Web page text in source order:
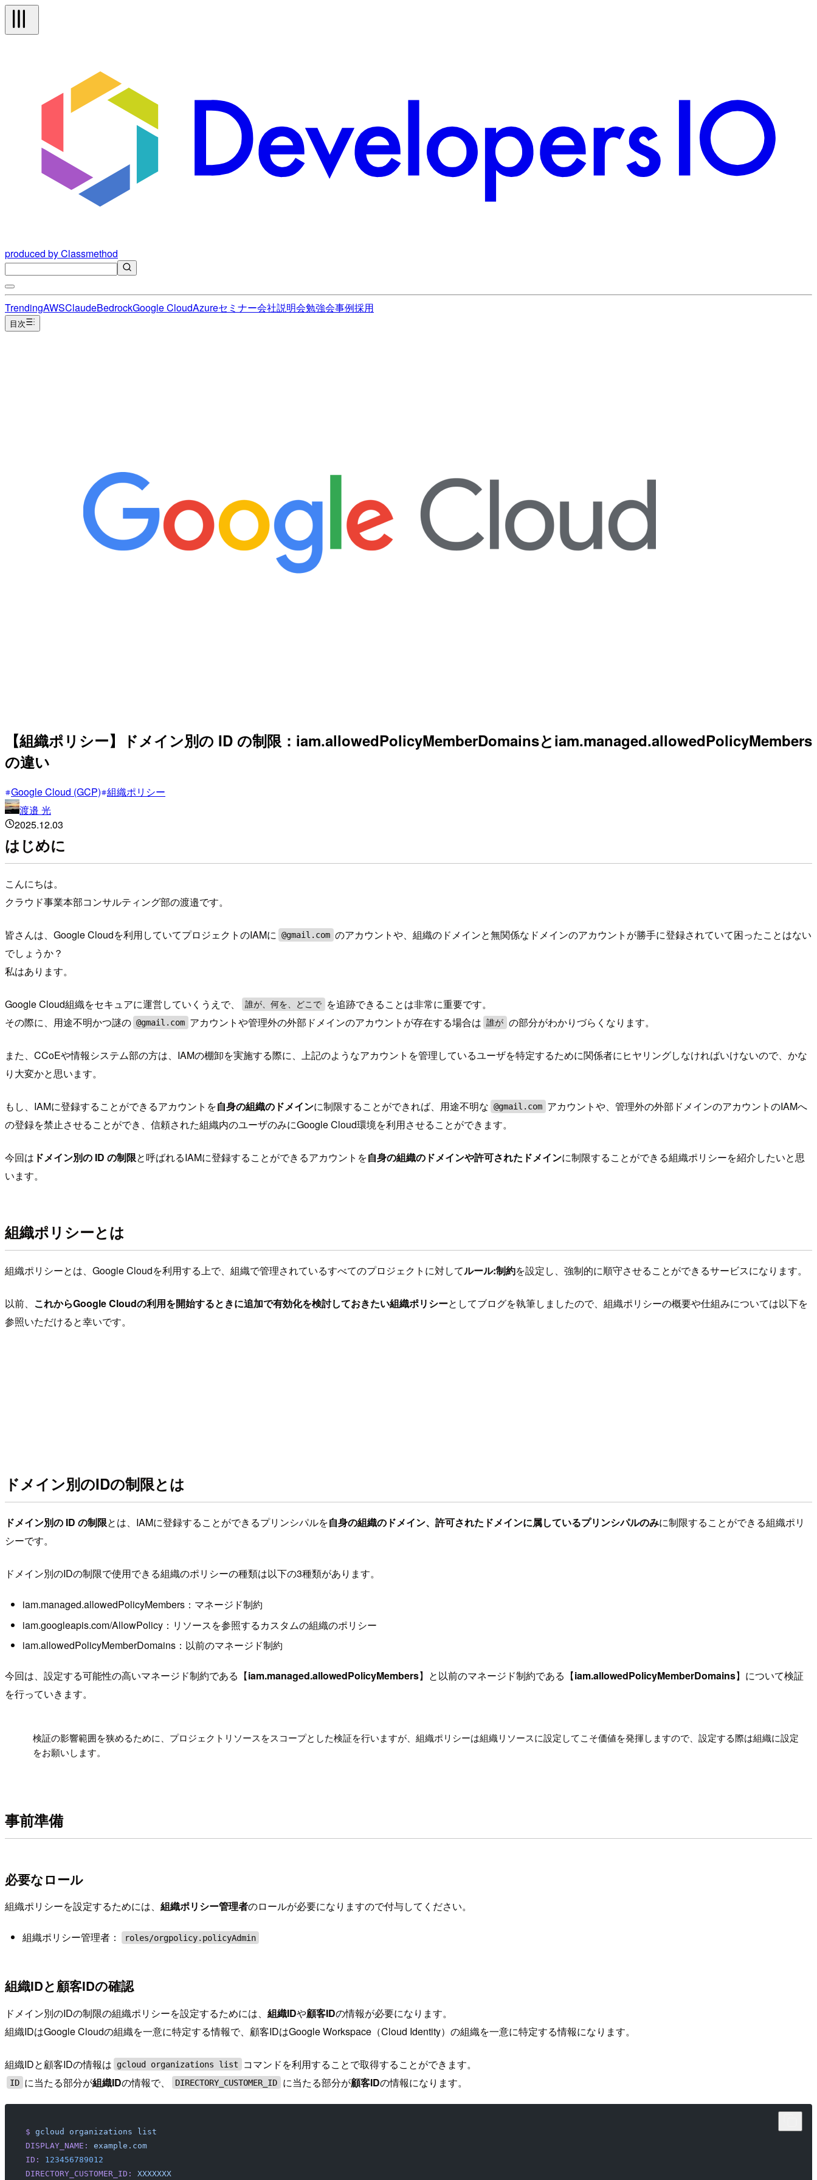
produced by Classmethod
TrendingAWSClaudeBedrockGoogle CloudAzureセミナー会社説明会勉強会事例採用
目次
【組織ポリシー】ドメイン別の ID の制限：iam.allowedPolicyMemberDomainsとiam.managed.allowedPolicyMembers
の違い
Google Cloud (GCP) 組織ポリシー
渡邉 光
2025.12.03
はじめに
こんにちは。
クラウド事業本部コンサルティング部の渡邉です。
皆さんは、Google Cloudを利用していてプロジェクトのIAMに @gmail.com のアカウントや、組織のドメインと無関係なドメインのアカウントが勝手に登録されていて困ったことはない
でしょうか？
私はあります。
Google Cloud組織をセキュアに運営していくうえで、 誰が、何を、どこで
を追跡できることは非常に重要です。
その際に、用途不明かつ謎の @gmail.com アカウントや管理外の外部ドメインのアカウントが存在する場合は 誰が の部分がわかりづらくなります。
また、CCoEや情報システム部の方は、IAMの棚卸を実施する際に、上記のようなアカウントを管理しているユーザを特定するために関係者にヒヤリングしなければいけないので、かな
り大変かと思います。
もし、IAMに登録することができるアカウントを自身の組織のドメインに制限することができれば、用途不明な @gmail.com アカウントや、管理外の外部ドメインのアカウントのIAMへ
の登録を禁止させることができ、信頼された組織内のユーザのみにGoogle Cloud環境を利用させることができます。
今回は ドメイン別の ID の制限と呼ばれるIAMに登録することができるアカウントを自身の組織のドメインや許可されたドメインに制限することができる組織ポリシーを紹介したいと思
います。
組織ポリシーとは
組織ポリシーとは、Google Cloudを利用する上で、組織で管理されているすべてのプロジェクトに対してルール:制約を設定し、強制的に順守させることができるサービスになります。
以前、 これからGoogle Cloudの利用を開始するときに追加で有効化を検討しておきたい組織ポリシーとしてブログを執筆しましたので、組織ポリシーの概要や仕組みについては以下を
参照いただけると幸いです。
ドメイン別のIDの制限とは
ドメイン別の ID の制限とは、IAMに登録することができるプリンシパルを自身の組織のドメイン、許可されたドメインに属しているプリンシパルのみに制限することができる組織ポリ
シーです。
ドメイン別のIDの制限で使用できる組織のポリシーの種類は以下の3種類があります。
iam.managed.allowedPolicyMembers：マネージド制約
iam.googleapis.com/AllowPolicy：リソースを参照するカスタムの組織のポリシー
iam.allowedPolicyMemberDomains：以前のマネージド制約
今回は、設定する可能性の高いマネージド制約である【iam.managed.allowedPolicyMembers】と以前のマネージド制約である【iam.allowedPolicyMemberDomains】について検証
を行っていきます。
検証の影響範囲を狭めるために、プロジェクトリソースをスコープとした検証を行いますが、組織ポリシーは組織リソースに設定してこそ価値を発揮しますので、設定する際は組織に設定
をお願いします。
事前準備
必要なロール
組織ポリシーを設定するためには、 組織ポリシー管理者のロールが必要になりますので付与してください。
組織ポリシー管理者： roles/orgpolicy.policyAdmin
組織IDと顧客IDの確認
ドメイン別のIDの制限の組織ポリシーを設定するためには、 組織IDや顧客IDの情報が必要になります。
組織IDはGoogle Cloudの組織を一意に特定する情報で、顧客IDはGoogle Workspace（Cloud Identity）の組織を一意に特定する情報になります。
組織IDと顧客IDの情報は gcloud organizations list コマンドを利用することで取得することができます。
ID に当たる部分が組織IDの情報で、 DIRECTORY_CUSTOMER_ID に当たる部分が顧客IDの情報になります。
$ gcloud organizations list
DISPLAY_NAME:
example.com
ID:
123456789012
DIRECTORY_CUSTOMER_ID:
XXXXXXX